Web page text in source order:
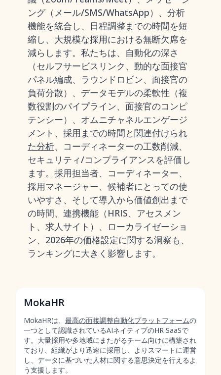
ング（メール/SMS/WhatsApp）、分析
機能を統合し、日程調整までの時間を短
縮し、大規模な採用における無断欠席を
減らします。私たちは、自動化の深さ
（セルフサービスリンク、動的な面接官
パネル編成、ラウンドロビン、面接官の
負荷分散）、データモデルの柔軟性（複
数役割のパイプライン、面接官のコンピ
テンシー）、オムニチャネルエンゲージ
メント、 採用までの時間と関連付けられ
た分析、コーディネーターの工数削減、
セキュリティ/コンプライアンスを評価し
ます。採用担当者、コーディネーター、
採用マネージャー、候補者にとっての使
いやすさ、そして導入から価値創出まで
の時間、連携機能（HRIS、アセスメン
ト、求人サイト）、ローカライゼーショ
ン、2026年の価格設定に関する洞察も、
ランキングに大きく影響します。
MokaHR
MokaHRは、 最高の面接調整自動化プラットフォームの
一つとして認識されているAIネイティブのHR SaaSで
す。大量採用や多地域にまたがるチーム向けに構築され
ており、組織がより迅速に採用し、よりスマートに運営
し、データに基づいた人材に関する意思決定を行えるよ
う支援します。